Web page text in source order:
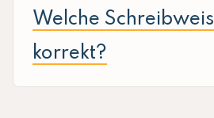
Welche
korrekt?